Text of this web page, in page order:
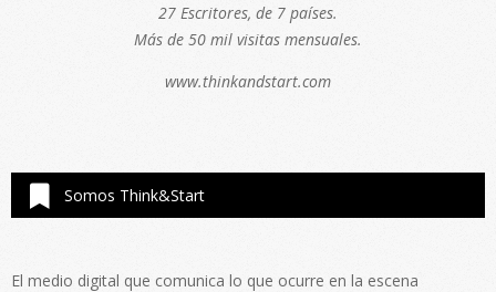
27 Escritores, de 7 países.
Más de 50 mil visitas mensuales.
www.thinkandstart.com
Somos Think&Start
El medio digital que comunica lo que ocurre en la escena